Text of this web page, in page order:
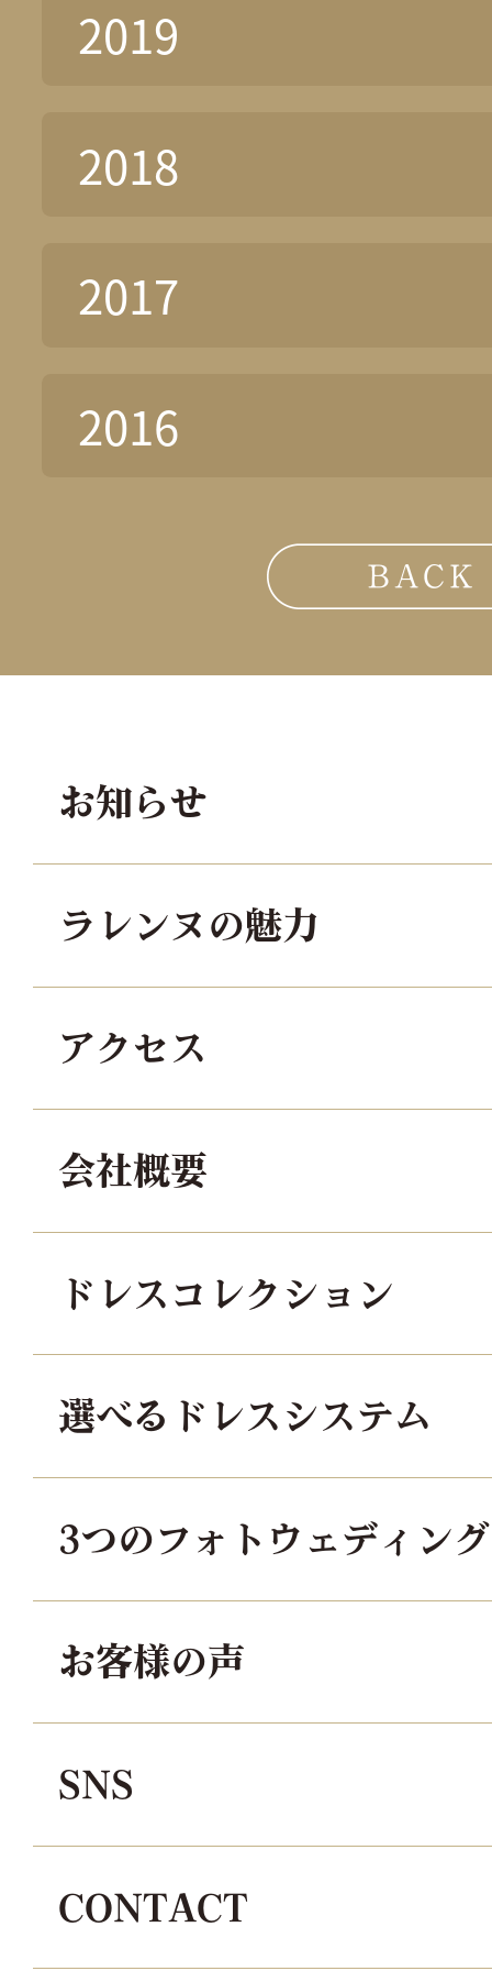
2019
2018
2017
2016
お知らせ
ラレンヌの魅力
アクセス
会社概要
ドレスコレクション
選べるドレスシステム
3つのフォトウェディン
お客様の声
SNS
CONTACT